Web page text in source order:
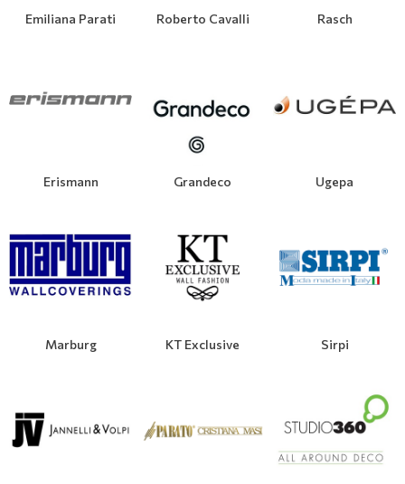
Emiliana Parati Roberto Cavalli Rasch
Erismann Grandeco Ugepa
Marburg KT Exclusive Sirpi
Απομίμηση Τεχνοτροπία